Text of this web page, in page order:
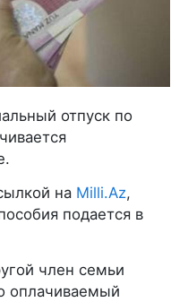
отпуск по
на Milli.Az,
подается в
член семьи
оплачиваемый